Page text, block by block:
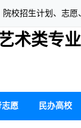
校招生计划、志
术类专
志愿 民办高校